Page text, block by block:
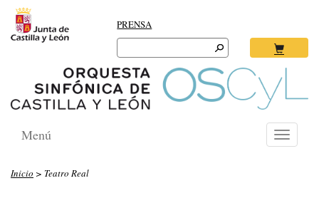
PRENSA
Search
for:
Toggle
Menú
Inicio > Teatro Real